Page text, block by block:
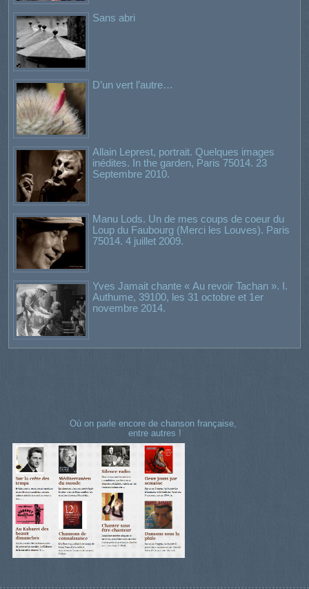
Sans abri
D’un vert l’autre…
Allain Leprest, portrait. Quelques images
inédites. In the garden, Paris 75014. 23
Septembre 2010.
Manu Lods. Un de mes coups de coeur du
Loup du Faubourg (Merci les Louves). Paris
75014. 4 juillet 2009.
Yves Jamait chante « Au revoir Tachan ». I.
Authume, 39100, les 31 octobre et 1er
novembre 2014.
Où on parle encore de chanson française,
entre autres !